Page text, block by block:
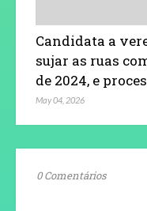
Candidata a
sujar as ruas
de 2024, e
May 04, 2026
0 Comentários